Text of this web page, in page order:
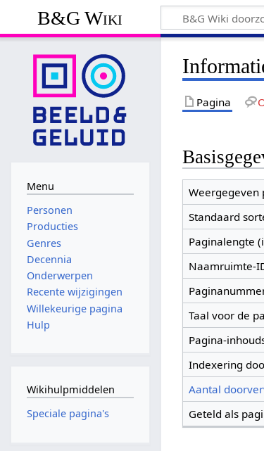
B&G Wiki
Pagina
Weergegeven
Standaard
Paginalengte
Naamruimte-
Taal voor de
Pagina-
Indexering
Aantal
Geteld als
Menu
Personen
Producties
Genres
Decennia
Onderwerpen
Recente wijzigingen
Willekeurige pagina
Hulp
Wikihulpmiddelen
Speciale pagina's